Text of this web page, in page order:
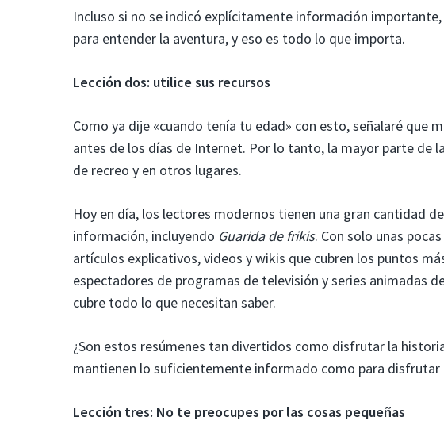
Incluso si no se indicó explícitamente información
para entender la aventura, y eso es todo lo que importa.
Lección dos: utilice sus recursos
Como ya dije «cuando tenía tu edad» con esto, señalaré que
antes de los días de Internet. Por lo tanto, la mayor parte de
de recreo y en otros lugares.
Hoy en día, los lectores modernos tienen una gran cantidad
información, incluyendo Guarida de frikis. Con solo unas
artículos explicativos, videos y wikis que cubren los puntos
espectadores de programas de televisión y series animadas
cubre todo lo que necesitan saber.
¿Son estos resúmenes tan divertidos como disfrutar la
mantienen lo suficientemente informado como para disfrutar
Lección tres: No te preocupes por las cosas pequeñas